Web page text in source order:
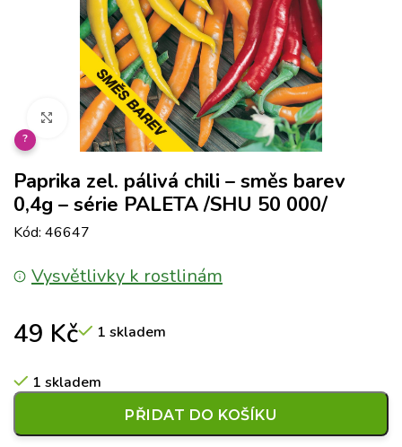
Klikněte pro zvětšení
?
Paprika zel. pálivá chili – směs barev
0,4g – série PALETA /SHU 50 000/
Kód: 46647
Vysvětlivky k rostlinám
49 Kč 1 skladem
1 skladem
PŘIDAT DO KOŠÍKU